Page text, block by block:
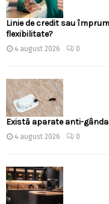
Linie de credit sau
flexibilitate?
4 august 2026 0
Există aparate anti-
4 august 2026 0